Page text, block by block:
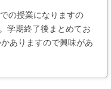
の授業になりますの
学期終了後まとめてお
ありますので興味があ